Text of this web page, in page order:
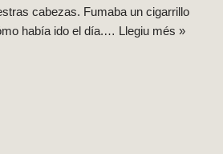
cabezas. Fumaba un cigarrillo
había ido el día.… Llegiu més »